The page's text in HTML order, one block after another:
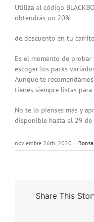
Utiliza el código
obtendrás un 20%
de descuento en tu
Es el momento de
escoger los packs
Aunque te
tienes siempre listas
No te lo pienses más y
disponible hasta el 29 de
noviembre 26th, 2020 | Bonsa
Share This